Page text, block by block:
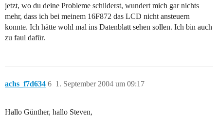
jetzt, wo du deine Probleme schilderst, wundert mich gar nichts
mehr, dass ich bei meinem 16F872 das LCD nicht ansteuern
konnte. Ich hätte wohl mal ins Datenblatt sehen sollen. Ich bin auch
zu faul dafür.
achs_f7d634 1. September 2004 um 09:17
6
Hallo Günther, hallo Steven,